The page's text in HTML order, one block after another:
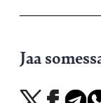
Jaa
Jaa
Jaa
Jaa
Jaa